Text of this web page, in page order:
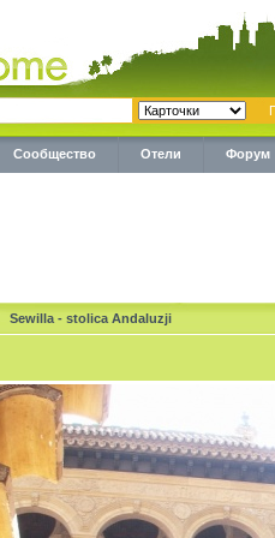
Сообщество Отели Форум
Sewilla - stolica Andaluzji